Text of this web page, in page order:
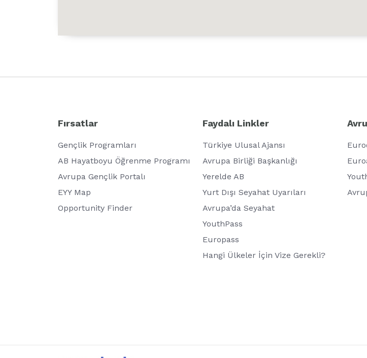
Fırsatlar
Gençlik Programları
AB Hayatboyu Öğrenme Programı
Avrupa Gençlik Portalı
EYY Map
Opportunity Finder
Faydalı Linkler
Türkiye Ulusal Ajansı
Avrupa Birliği Başkanlığı
Yerelde AB
Yurt Dışı Seyahat Uyarıları
Avrupa’da Seyahat
YouthPass
Europass
Hangi Ülkeler İçin Vize Gerekli?